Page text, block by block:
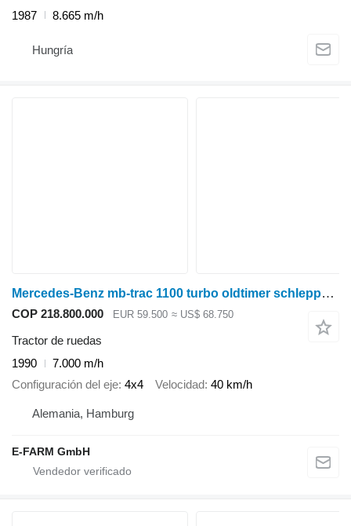
1987
8.665 m/h
Hungría
Mercedes-Benz mb-trac 1100 turbo oldtimer schlepper om366
COP 218.800.000 EUR 59.500 ≈ US$ 68.750
Tractor de ruedas
1990
7.000 m/h
Configuración del eje 4x4 Velocidad 40 km/h
Alemania, Hamburg
E-FARM GmbH